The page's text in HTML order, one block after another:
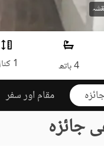
4 باتھ 1 کنال
مقام اور سفر
جائزہ